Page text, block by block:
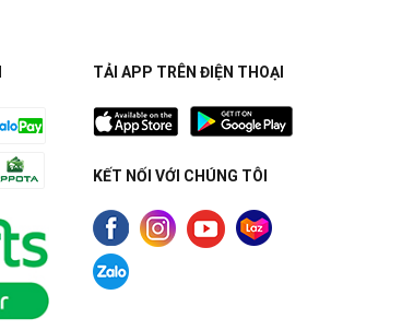
TẢI APP TRÊN ĐIỆN THOẠI
KẾT NỐI VỚI CHÚNG TÔI